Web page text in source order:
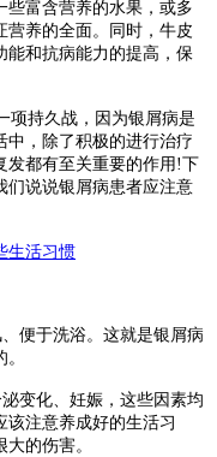
些富含营养的水果，或多
营养的全面。同时，牛皮
能和抗病能力的提高，保
持久战，因为银屑病是
中，除了积极的进行治疗
发都有至关重要的作用!下
们说说银屑病患者应注意
便于洗浴。这就是银屑病
变化、妊娠，这些因素均
注意养成好的生活习
的伤害。